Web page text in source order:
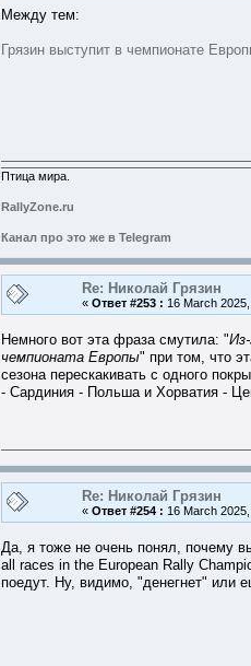
Между тем:
Грязин выступит в чемпионате
Птица мира.
RallyZone.ru
Канал про это же в Telegram
Re: Николай Грязин
« Ответ #253 : 16 March
Немного вот эта фраза смутила: "
чемпионата Европы" при том, что
сезона перескакивать с одного
- Сардиния - Польша и Хорватия -
Re: Николай Грязин
« Ответ #254 : 16 March
Да, я тоже не очень понял, почему
all races in the European Rally
поедут. Ну, видимо, "денегнет" или